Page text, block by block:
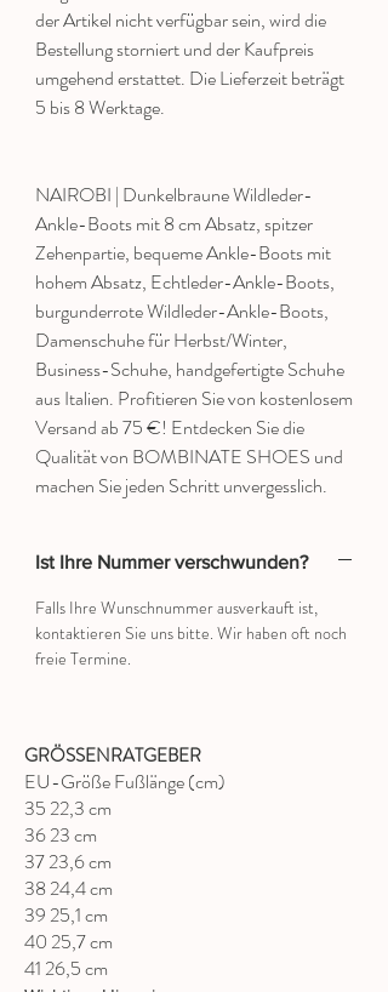
der Artikel nicht verfügbar sein, wird die
Bestellung storniert und der Kaufpreis
umgehend erstattet. Die Lieferzeit beträgt
5 bis 8 Werktage.
NAIROBI | Dunkelbraune Wildleder-
Ankle-Boots mit 8 cm Absatz, spitzer
Zehenpartie, bequeme Ankle-Boots mit
hohem Absatz, Echtleder-Ankle-Boots,
burgunderrote Wildleder-Ankle-Boots,
Damenschuhe für Herbst/Winter,
Business-Schuhe, handgefertigte Schuhe
aus Italien. Profitieren Sie von kostenlosem
Versand ab 75 €! Entdecken Sie die
Qualität von BOMBINATE SHOES und
machen Sie jeden Schritt unvergesslich.
Ist Ihre Nummer verschwunden?
Falls Ihre Wunschnummer ausverkauft ist,
kontaktieren Sie uns bitte. Wir haben oft noch
freie Termine.
GRÖSSENRATGEBER
EU-Größe Fußlänge (cm)
35 22,3 cm
36 23 cm
37 23,6 cm
38 24,4 cm
39 25,1 cm
40 25,7 cm
41 26,5 cm